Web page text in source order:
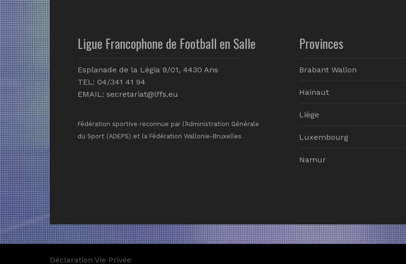
Ligue Francophone de Football en Salle
Esplanade de la Légia 9/01, 4430 Ans
TEL: 04/341 41 94
EMAIL: secretariat@lffs.eu
Fédération sportive reconnue par l’Administration Générale
du Sport (ADEPS) et la Fédération Wallonie-Bruxelles
Provinces
Brabant Wallon
Hainaut
Liège
Luxembourg
Namur
Déclaration Vie Privée